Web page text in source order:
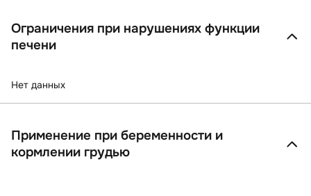
Ограничения при нарушениях функции
печени
Нет данных
Применение при беременности и
кормлении грудью